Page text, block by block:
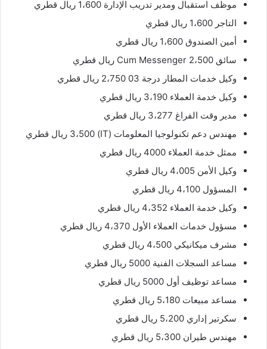
موظف استقبال ومدير تدريب الإدارة 1،600 ريال قطري
التاجر 1،600 ريال قطري
أمين الصندوق 1،600 ريال قطري
سائق Cum Messenger 2،500 ريال قطري
وكيل خدمات المطار درجة 03 2،750 ريال قطري
وكيل خدمة العملاء 3،190 ريال قطري
مدير وقت الفراغ 3،277 ريال قطري
مهندس دعم تكنولوجيا المعلومات (IT) 3،500 ريال قطري
ممثل خدمة العملاء 4000 ريال قطري
وكيل الأمن 4،005 ريال قطري
المسؤول 4،100 ريال قطري
وكيل خدمة العملاء 4،352 ريال قطري
مسؤول خدمات العملاء الأول 4،370 ريال قطري
مشرف ميكانيكي 4،500 ريال قطري
مساعد السجلات الفنية 5000 ريال قطري
مساعد توظيف أول 5000 ريال قطري
مساعد مبيعات 5،180 ريال قطري
سكرتير إداري 5،200 ريال قطري
مهندس طيران 5،300 ريال قطري